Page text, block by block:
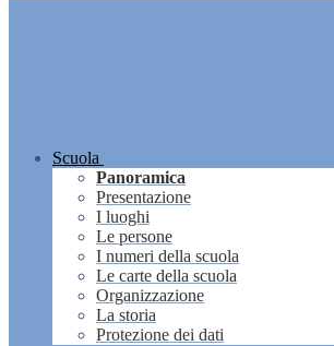
Scuola
Panoramica
Presentazione
I luoghi
Le persone
I numeri della scuola
Le carte della scuola
Organizzazione
La storia
Protezione dei dati